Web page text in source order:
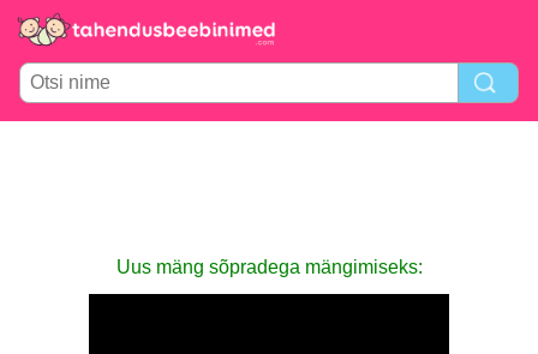
Uus mäng sõpradega mängimiseks: